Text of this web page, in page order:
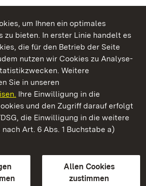
um Ihnen ein optimales
zu bieten. In erster Linie handelt es
die für den Betrieb der Seite
nutzen wir Cookies zu Analyse-
Weitere
Sie in unseren
Ihre Einwilligung in die
und den Zugriff darauf erfolgt
die Einwilligung in die weitere
Art. 6 Abs. 1 Buchstabe a)
Allen Cookies
zustimmen
Genießen.
und Gärten Baden-Württemberg
Sprache
Seiten)